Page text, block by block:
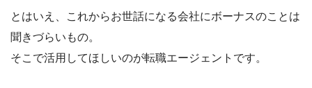
とはいえ、これからお世話になる会社にボーナスのことは
聞きづらいもの。
そこで活用してほしいのが転職エージェントです。